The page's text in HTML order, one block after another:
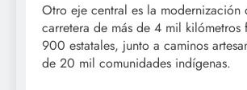
Otro eje central es la modernización
carretera de más de 4 mil kilómetros
900 estatales, junto a caminos
de 20 mil comunidades indígenas.